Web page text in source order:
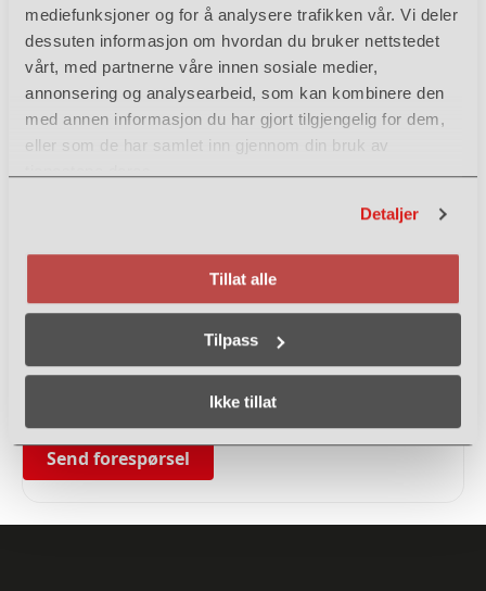
mediefunksjoner og for å analysere trafikken vår. Vi deler
dessuten informasjon om hvordan du bruker nettstedet
vårt, med partnerne våre innen sosiale medier,
annonsering og analysearbeid, som kan kombinere den
med annen informasjon du har gjort tilgjengelig for dem,
eller som de har samlet inn gjennom din bruk av
Detaljer
Tillat alle
Tilpass
Ikke tillat
Sted og postnummer *
Telefon
Send forespørsel